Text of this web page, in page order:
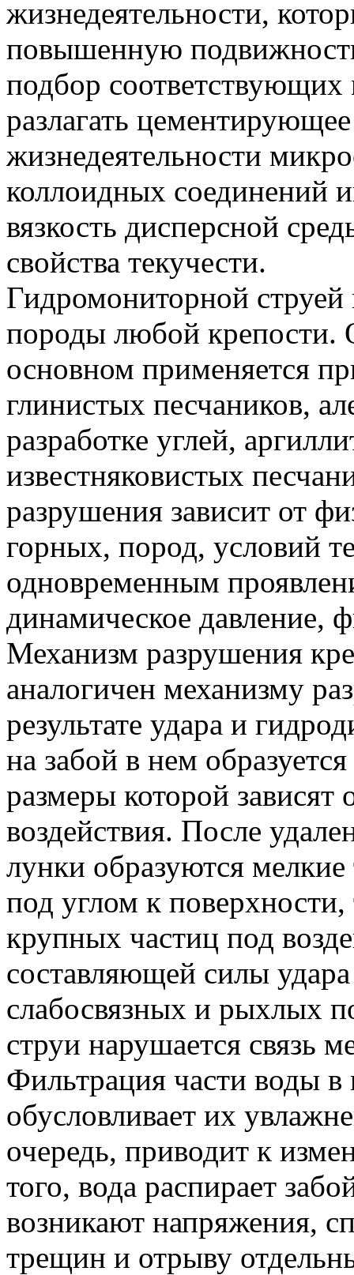
жизнедеятельности,
повышенную
подбор
разлагать
жизнедеятельности
коллоидных соединений
вязкость дисперсной
свойства текучести.
Гидромониторной
породы любой крепости.
основном применяется
глинистых песчаников,
разработке углей,
известняковистых
разрушения зависит от
горных, пород, условий
одновременным
динамическое давление,
Механизм разрушения
аналогичен механизму
результате удара и
на забой в нем
размеры которой зависят
воздействия. После
лунки образуются
под углом к поверхности,
крупных частиц под
составляющей силы
слабосвязных и рыхлых
струи нарушается связь
Фильтрация части воды
обусловливает их
очередь, приводит к
того, вода распирает
возникают напряжения,
трещин и отрыву